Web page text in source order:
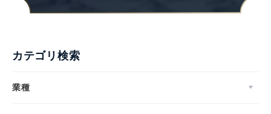
カテゴリ検索
業種